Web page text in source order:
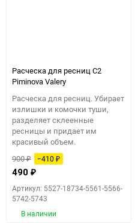
Расческа для ресниц C2
Piminova Valery
Расческа для ресниц. Убирает
излишки и комочки туши,
разделяет склеенные
ресницы и придает им
красивый объем.
900₽ −410 ₽
490 ₽
Артикул: 5527-18734-5561-5566-
5742-5743
В наличии